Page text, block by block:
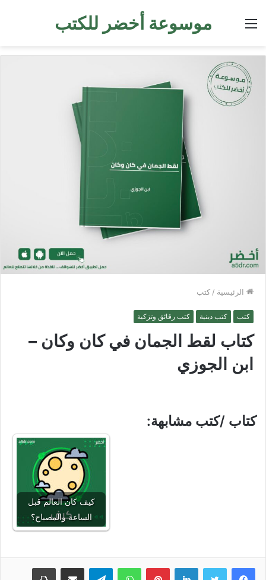
موسوعة أخضر للكتب القائمة
الرئيسية / كتب
كتب كتب دينية كتب رقائق وتزكية
كتاب لقط الجمان في كان وكان –
ابن الجوزي
كتاب /كتب مشابهة:
كيف كان العالم قبل
الساعة والمصباح؟
لينكدإن بينتيريستواتساب تيلقرام مشاركة عبر البريد طباعة